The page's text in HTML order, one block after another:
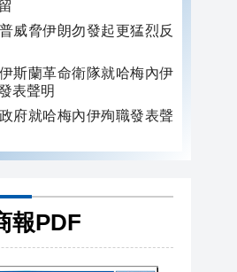
威脅伊朗勿發起更猛烈反
斯蘭革命衛隊就哈梅內伊
表聲明
府就哈梅內伊殉職發表聲
報PDF